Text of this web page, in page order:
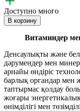
Доступно много
В корзину
Витаминдер
Денсаулықты және
дәрумендер мен
арнайы өндіріс
барлық органдар мен
таптырмас қолдау
жоғары
өнімділігі мен